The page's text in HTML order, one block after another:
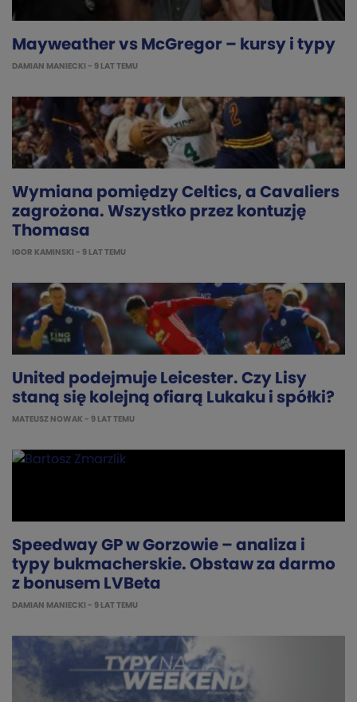
Mayweather vs McGregor – kursy i typy
DAMIAN MANIECKI - 9 LAT TEMU
Wymiana pomiędzy Celtics, a Cavaliers
zagrożona. Wszystko przez kontuzję
Thomasa
IGOR KAMINSKI - 9 LAT TEMU
United podejmuje Leicester. Czy Lisy
staną się kolejną ofiarą Lukaku i spółki?
MATEUSZ NOWAK - 9 LAT TEMU
Speedway GP w Gorzowie – analiza i
typy bukmacherskie. Obstaw za darmo
z bonusem LVBeta
DAMIAN MANIECKI - 9 LAT TEMU